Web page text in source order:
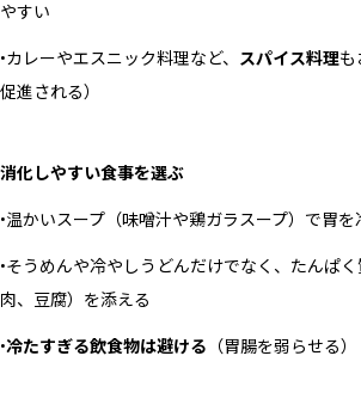
やすい
•カレーやエスニック料理など、 スパイス料理も
促進される）
消化しやすい食事を選ぶ
•温かいスープ（味噌汁や鶏ガラスープ）で胃
•そうめんや冷やしうどんだけでなく、たんぱ
肉、豆腐）を添える
•冷たすぎる飲食物は避ける （胃腸を弱らせる）